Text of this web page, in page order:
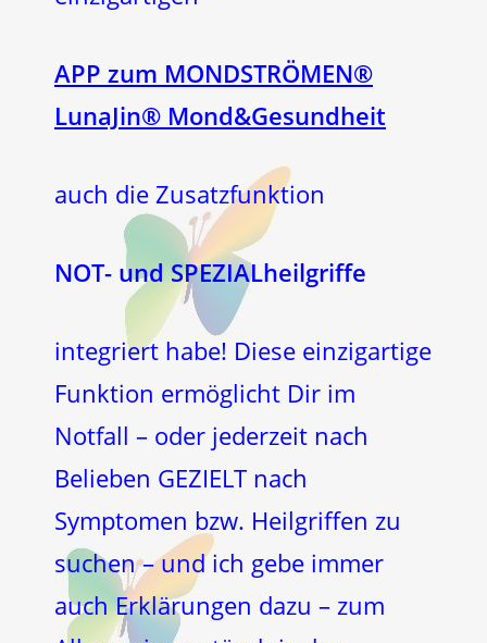
APP zum MONDSTRÖMEN®
LunaJin® Mond&Gesundheit
auch die Zusatzfunktion
NOT- und SPEZIALheilgriffe
integriert habe! Diese einzigartige
Funktion ermöglicht Dir im
Notfall – oder jederzeit nach
Belieben GEZIELT nach
Symptomen bzw. Heilgriffen zu
suchen – und ich gebe immer
auch Erklärungen dazu – zum